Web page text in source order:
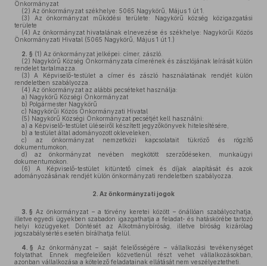
Önkormányzat
(2) Az önkormányzat székhelye: 5065 Nagykörű, Május 1 út 1.
(3) Az önkormányzat működési területe: Nagykörű község közigazgatási
területe
(4) Az önkormányzat hivatalának elnevezése és székhelye: Nagykörűi Közös
Önkormányzati Hivatal (5065 Nagykörű, Május 1 út 1.)
2. § (1) Az önkormányzat jelképei: címer, zászló.
(2) Nagykörű Község Önkormányzata címerének és zászlójának leírását külön
rendelet tartalmazza.
(3) A Képviselő-testület a címer és zászló használatának rendjét külön
rendeletben szabályozza.
(4) Az önkormányzat az alábbi pecséteket használja:
a) Nagykörű Községi Önkormányzat
b) Polgármester Nagykörű
c) Nagykörűi Közös Önkormányzati Hivatal
(5) Nagykörű Községi Önkormányzat pecsétjét kell használni:
a) a Képviselő-testület üléseiről készített jegyzőkönyvek hitelesítésére,
b) a testület által adományozott okleveleken,
c) az önkormányzat nemzetközi kapcsolatait tükröző és rögzítő
dokumentumokon,
d) az önkormányzat nevében megkötött szerződéseken, munkaügyi
dokumentumokon.
(6) A Képviselő-testület kitüntető címek és díjak alapítását és azok
adományozásának rendjét külön önkormányzati rendeletben szabályozza.
2. Az önkormányzati jogok
3. § Az önkormányzat – a törvény keretei között – önállóan szabályozhatja,
illetve egyedi ügyekben szabadon igazgathatja a feladat- és hatáskörébe tartozó
helyi közügyeket. Döntését az Alkotmánybíróság, illetve bíróság kizárólag
jogszabálysértés esetén bírálhatja felül.
4. § Az önkormányzat – saját felelősségére – vállalkozási tevékenységet
folytathat. Ennek megfelelően közvetlenül részt vehet vállalkozásokban,
azonban vállalkozása a kötelező feladatainak ellátását nem veszélyeztetheti.